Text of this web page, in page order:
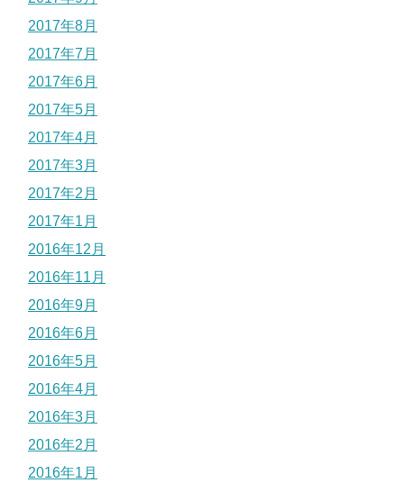
2017年8月
2017年7月
2017年6月
2017年5月
2017年4月
2017年3月
2017年2月
2017年1月
2016年12月
2016年11月
2016年9月
2016年6月
2016年5月
2016年4月
2016年3月
2016年2月
2016年1月